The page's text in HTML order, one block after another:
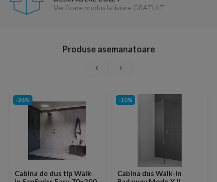
Verificare produs la livrare GRATUIT
Produse asemanatoare
-26%
Cabina de dus tip Walk-
-10%
Cabina dus Walk-In